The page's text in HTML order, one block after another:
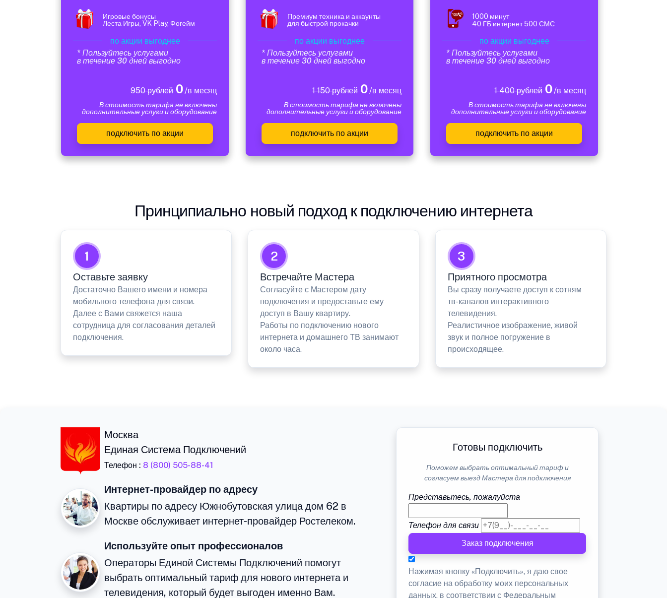
Игровые бонусы
Леста Игры, VK Play, Фогейм
по акции выгоднее
* Пользуйтесь услугами
в течение 30 дней выгодно
950 рублей0/в месяц
В стоимость тарифа не включены
дополнительные услуги и оборудование
подключить по акции
Премиум техника и аккаунты
для быстрой прокачки
по акции выгоднее
* Пользуйтесь услугами
в течение 30 дней выгодно
1 150 рублей0/в месяц
В стоимость тарифа не включены
дополнительные услуги и оборудование
подключить по акции
1000 минут
40 ГБ интернет 500 СМС
по акции выгоднее
* Пользуйтесь услугами
в течение 30 дней выгодно
1 400 рублей0/в месяц
В стоимость тарифа не включены
дополнительные услуги и оборудование
подключить по акции
Принципиально новый подход к подключению интернета
1
Оставьте заявку
Достаточно Вашего имени и номера
мобильного телефона для связи.
Далее с Вами свяжется наша
сотрудница для согласования деталей
подключения.
2
Встречайте Мастера
Согласуйте с Мастером дату
подключения и предоставьте ему
доступ в Вашу квартиру.
Работы по подключению нового
интернета и домашнего ТВ занимают
около часа.
3
Приятного просмотра
Вы сразу получаете доступ к сотням
тв-каналов интерактивного
телевидения.
Реалистичное изображение, живой
звук и полное погружение в
происходящее.
Москва
Единая Система Подключений
Телефон : 8 (800) 505-88-41
Интернет-провайдер по адресу
Квартиры по адресу Южнобутовская улица дом 62 в
Москве обслуживает интернет-провайдер Ростелеком.
Используйте опыт профессионалов
Операторы Единой Системы Подключений помогут
выбрать оптимальный тариф для нового интернета и
телевидения, который будет выгоден именно Вам.
Готовы подключить
Поможем выбрать оптимальный тариф и
согласуем выезд Мастера для подключения
Представьтесь, пожалуйста
Телефон для связи
Заказ подключения
Нажимая кнопку «Подключить», я даю свое
согласие на обработку моих персональных
данных, в соответствии с Федеральным